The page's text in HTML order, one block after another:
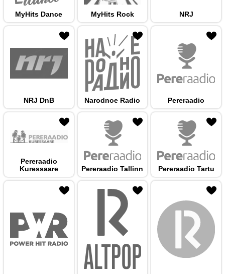
MyHits Dance MyHits Rock NRJ
NRJ DnB Narodnoe Radio Pereraadio
Pereraadio
Kuressaare
Pereraadio Tallinn Pereraadio Tartu